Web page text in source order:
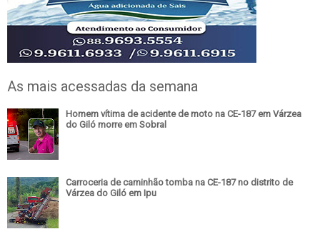
As mais acessadas da semana
Homem vítima de acidente de moto na CE-187 em Várzea
do Giló morre em Sobral
Carroceria de caminhão tomba na CE-187 no distrito de
Várzea do Giló em Ipu